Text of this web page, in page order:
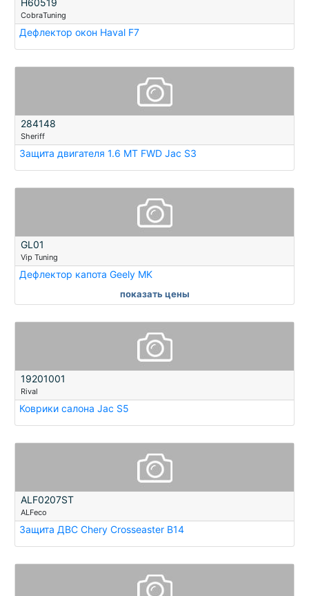
CobraTuning
Дефлектор окон Haval F7
284148
Sheriff
Защита двигателя 1.6 MT FWD Jac S3
GL01
Vip Tuning
Дефлектор капота Geely MK
показать цены
19201001
Rival
Коврики салона Jac S5
ALF0207ST
ALFeco
Защита ДВС Chery Crosseaster B14